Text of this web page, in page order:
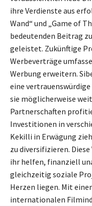
ihre Verdienste aus
Wand“ und „Game of
bedeutenden Beitrag
geleistet. Zukünftige
Werbeverträge
Werbung erweitern.
eine
sie möglicherweise
Partnerschaften
Investitionen in
Kekilli in Erwägung
zu diversifizieren.
ihr helfen, finanziell
gleichzeitig soziale
Herzen liegen. Mit
internationalen